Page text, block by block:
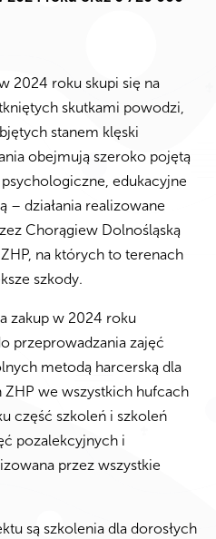
2024 roku skupi się na
skutkami powodzi,
stanem klęski
obejmują szeroko pojętą
edukacyjne
– działania realizowane
Chorągiew Dolnośląską
na których to terenach
szkody.
zakup w 2024 roku
przeprowadzania zajęć
metodą harcerską dla
we wszystkich hufcach
część szkoleń i szkoleń
pozalekcyjnych i
przez wszystkie
są szkolenia dla dorosłych